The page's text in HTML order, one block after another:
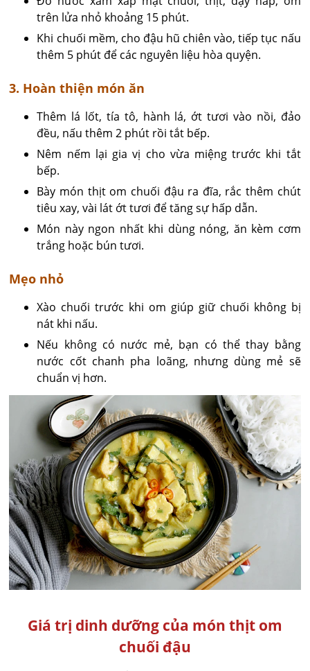
trên lửa nhỏ khoảng 15 phút.
Khi chuối mềm, cho đậu hũ chiên vào, tiếp tục nấu
thêm 5 phút để các nguyên liệu hòa quyện.
3. Hoàn thiện món ăn
Thêm lá lốt, tía tô, hành lá, ớt tươi vào nồi, đảo
đều, nấu thêm 2 phút rồi tắt bếp.
Nêm nếm lại gia vị cho vừa miệng trước khi tắt
bếp.
Bày món thịt om chuối đậu ra đĩa, rắc thêm chút
tiêu xay, vài lát ớt tươi để tăng sự hấp dẫn.
Món này ngon nhất khi dùng nóng, ăn kèm cơm
trắng hoặc bún tươi.
Mẹo nhỏ
Xào chuối trước khi om giúp giữ chuối không bị
nát khi nấu.
Nếu không có nước mẻ, bạn có thể thay bằng
nước cốt chanh pha loãng, nhưng dùng mẻ sẽ
chuẩn vị hơn.
Giá trị dinh dưỡng của món thịt om
chuối đậu